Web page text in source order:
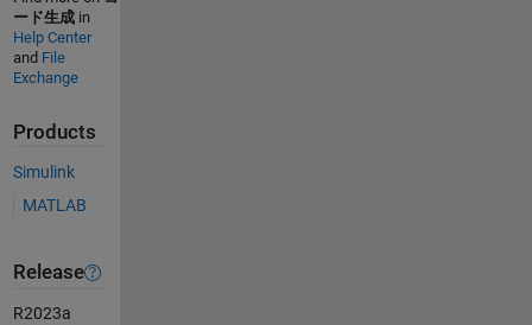
ード生成in
Help Center
and File
Exchange
Products
Simulink
MATLAB
Release
R2023a